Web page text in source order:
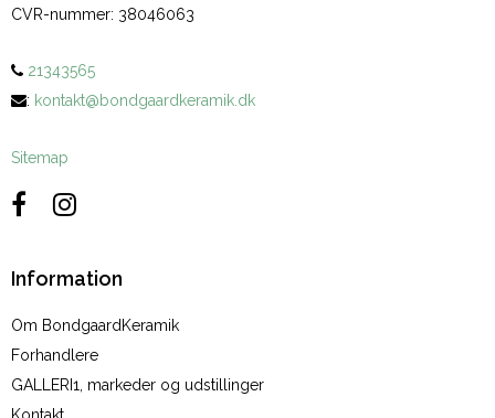
CVR-nummer: 38046063
21343565
: kontakt@bondgaardkeramik.dk
Sitemap
Information
Om BondgaardKeramik
Forhandlere
GALLERI1, markeder og udstillinger
Kontakt